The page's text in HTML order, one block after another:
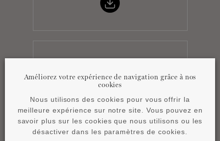
Product overview
4,15 MB
Améliorez votre expérience de navigation grâce à nos
cookies
Nous utilisons des cookies pour vous offrir la
meilleure expérience sur notre site. Vous pouvez en
savoir plus sur les cookies que nous utilisons ou les
désactiver dans les paramètres de cookies.